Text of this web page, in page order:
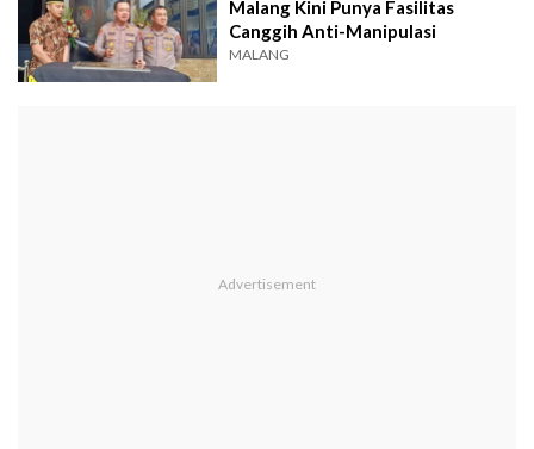
Malang Kini Punya Fasilitas
Canggih Anti-Manipulasi
MALANG